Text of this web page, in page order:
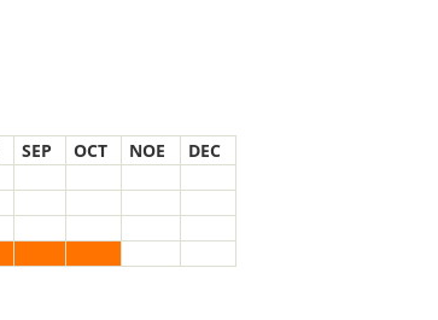
SEP OCT NOE DEC